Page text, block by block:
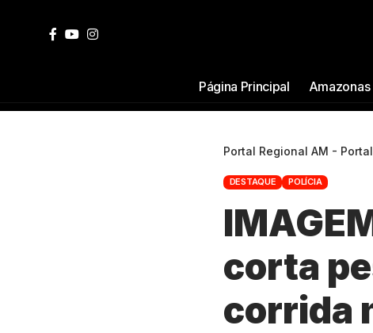
Página Principal Amazonas
Portal Regional AM -
DESTAQUE POLÍCIA
corta
corrida